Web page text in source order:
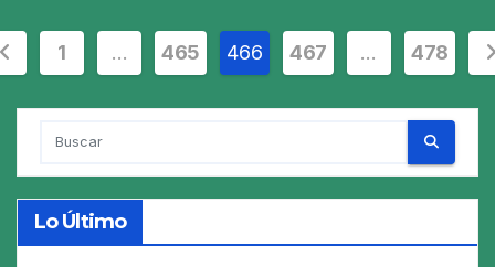
1 … 465 466 467 … 478
Lo Último